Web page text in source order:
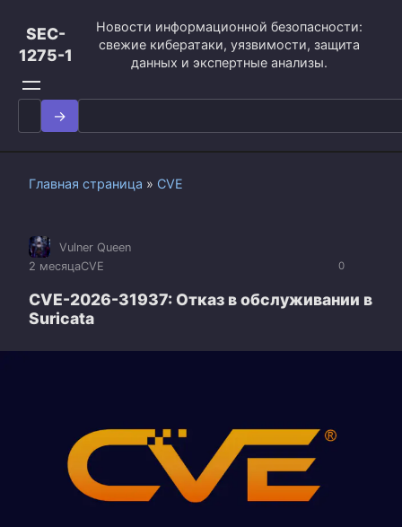
контенту
SEC-
1275-1
Новости информационной безопасности:
свежие кибератаки, уязвимости, защита
данных и экспертные анализы.
Search
for:
Главная страница » CVE
0
Vulner Queen
2 месяцаCVE
CVE-2026-31937: Отказ в обслуживании в
Suricata